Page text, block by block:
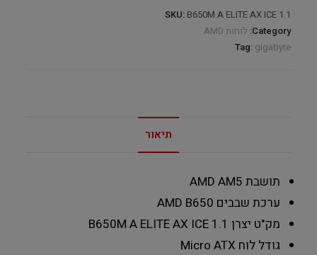
HDMI
DP
Type-
SKU: B650M A ELITE AX ICE 1.1
Category: לוחות AMD
Tag: gigabyte
תיאור
תושבת AMD AM5
ערכת שבבים AMD B650
מק"ט יצרן B650M A ELITE AX ICE 1.1
גודל לוח Micro ATX